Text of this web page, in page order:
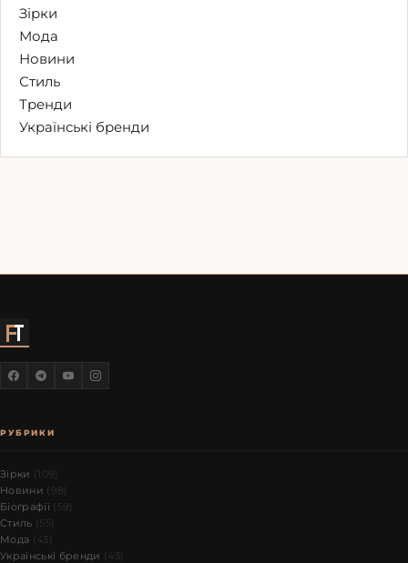
Зірки
Мода
Новини
Стиль
Тренди
Українські бренди
РУБРИКИ
Зірки (109)
Новини (98)
Біографії (59)
Стиль (55)
Мода (43)
Українські бренди (43)